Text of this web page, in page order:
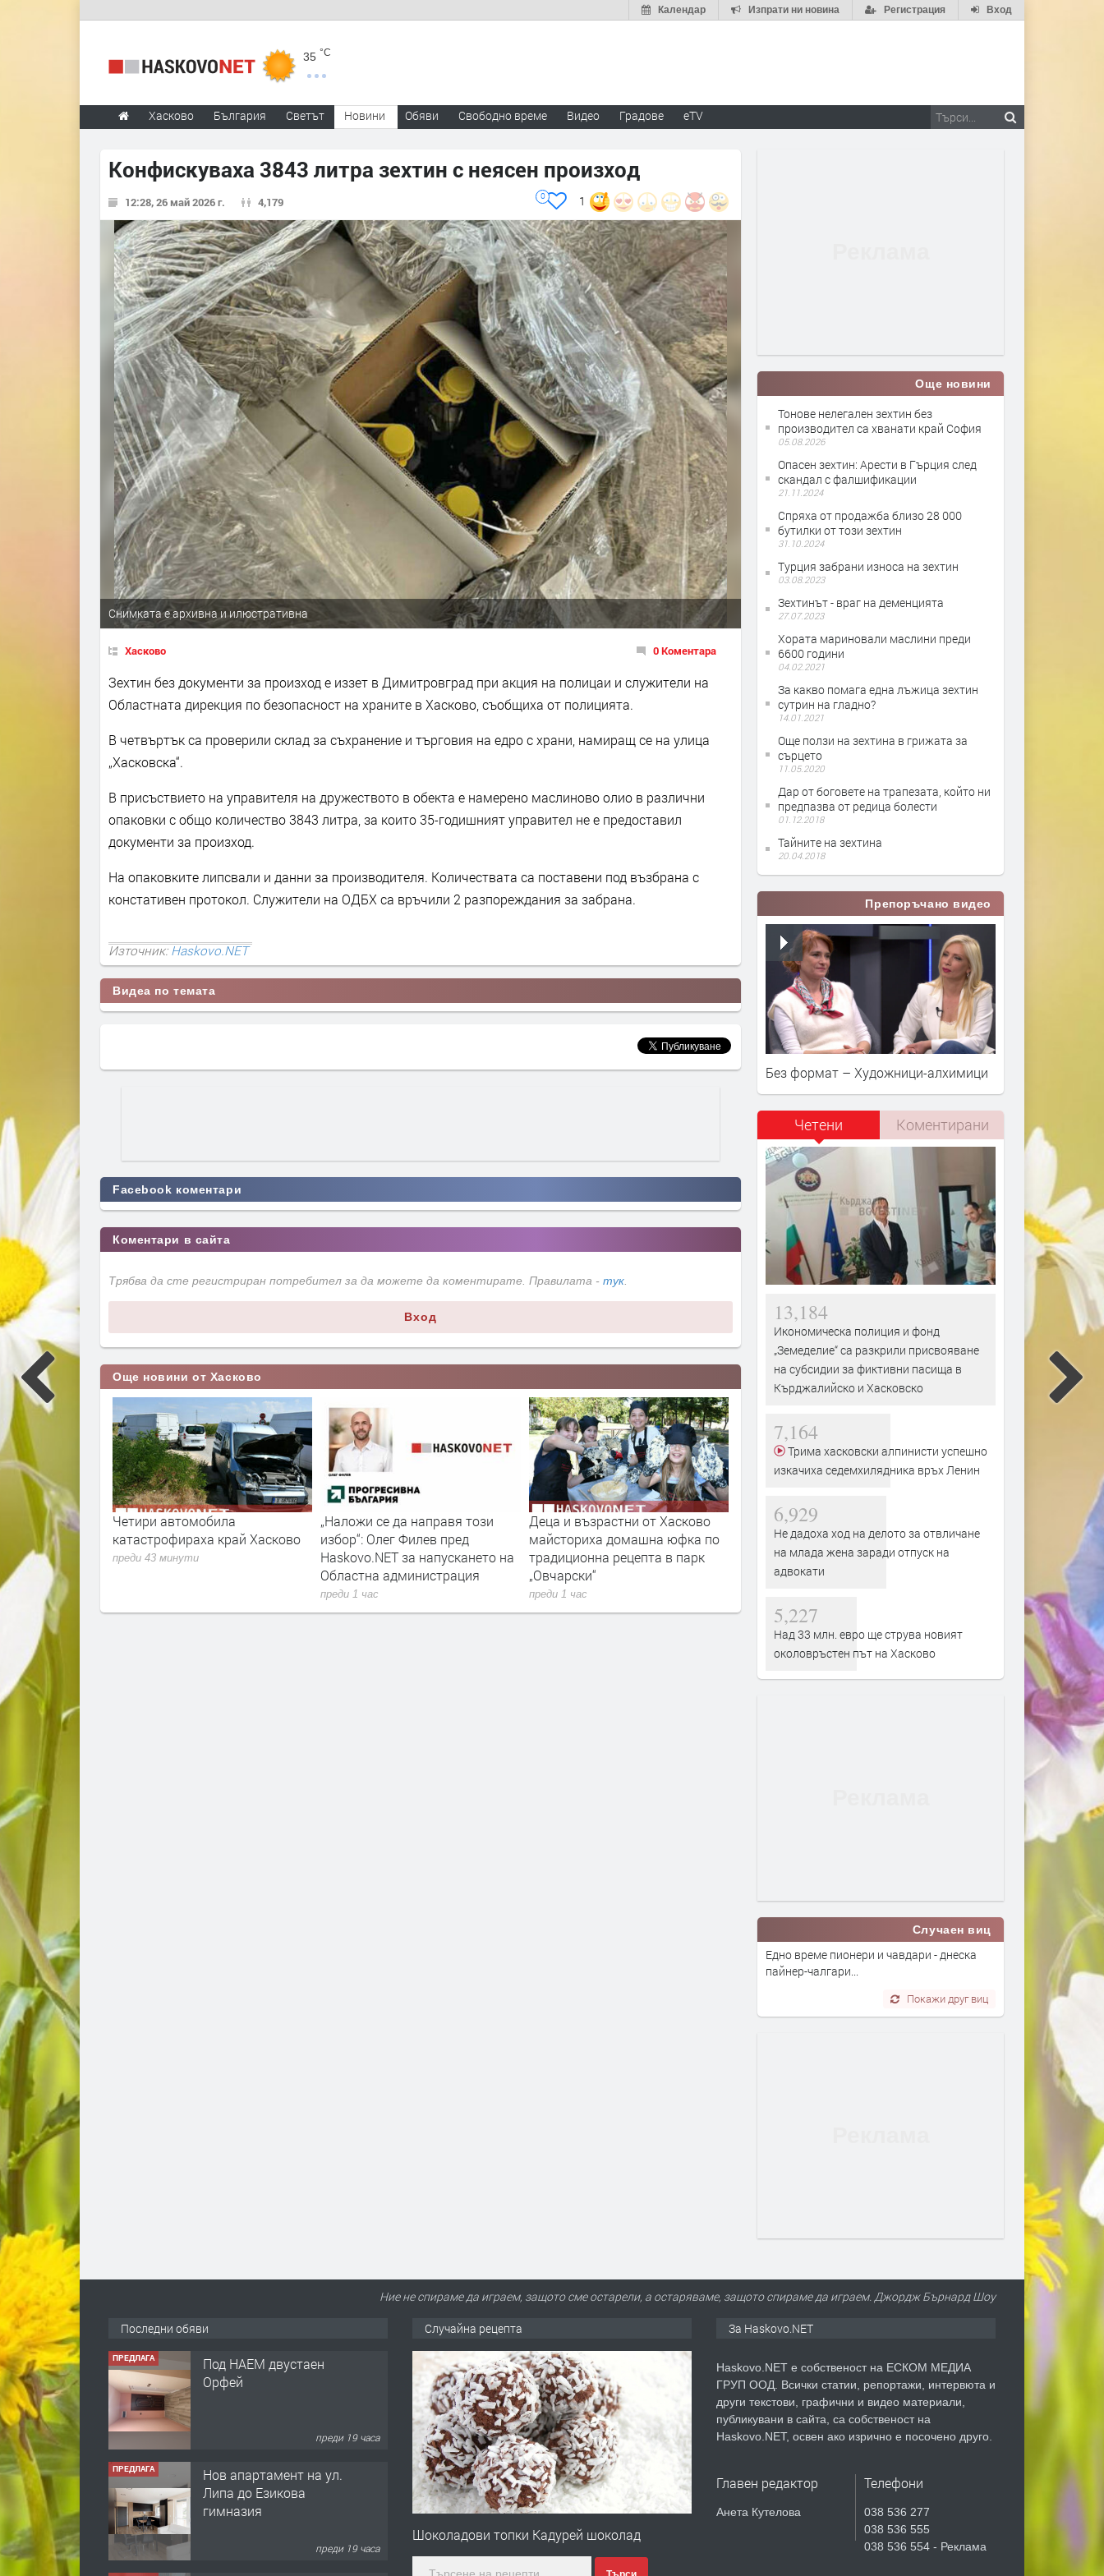
Вход
Регистрация
Изпрати ни новина
Календар
35 °C
Хасково България Светът Новини Обяви Свободно време Видео Градове eTV
Конфискуваха 3843 литра зехтин с неясен произход
12:28, 26 май 2026 г. 4,179 1
0
Снимката е архивна и илюстративна
Хасково 0 Коментара
Зехтин без документи за произход е иззет в Димитровград при акция на полицаи и служители на
Областната дирекция по безопасност на храните в Хасково, съобщиха от полицията.
В четвъртък са проверили склад за съхранение и търговия на едро с храни, намиращ се на улица
„Хасковска“.
В присъствието на управителя на дружеството в обекта е намерено маслиново олио в различни
опаковки с общо количество 3843 литра, за които 35-годишният управител не е предоставил
документи за произход.
На опаковките липсвали и данни за производителя. Количествата са поставени под възбрана с
констативен протокол. Служители на ОДБХ са връчили 2 разпореждания за забрана.
Източник:Haskovo.NET
Видеа по темата
Facebook коментари
Коментари в сайта
Трябва да сте регистриран потребител за да можете да коментирате. Правилата - тук.
Вход
Още новини от Хасково
в Хасково
Четири автомобила
катастрофираха край Хасково
преди 43 минути
„Наложи се да направя този
избор“: Олег Филев пред
Haskovo.NET за напускането на
Областна администрация
преди 1 час
Деца и възрастни от Хасково
майсториха домашна юфка по
традиционна рецепта в парк
„Овчарски“
преди 1 час
Жена пострада при
преобръщане на кола между
Манастир и Книжовник
преди 3 часа
Язовир „Тракиец“ с
дисбаланс: водата влиза
незабележимо, а
Още новини
Тонове нелегален зехтин без
производител са хванати край София
05.08.2026
Опасен зехтин: Арести в Гърция след
скандал с фалшификации
21.11.2024
Спряха от продажба близо 28 000
бутилки от този зехтин
31.10.2024
Турция забрани износа на зехтин
03.08.2023
Зехтинът - враг на деменцията
27.07.2023
Хората мариновали маслини преди
6600 години
04.02.2021
За какво помага една лъжица зехтин
сутрин на гладно?
14.01.2021
Още ползи на зехтина в грижата за
сърцето
11.05.2020
Дар от боговете на трапезата, който ни
предпазва от редица болести
01.12.2018
Тайните на зехтина
20.04.2018
Препоръчано видео
Без формат – Художници-алхимици
Четени Коментирани
13,184
Икономическа полиция и фонд
„Земеделие“ са разкрили присвояване
на субсидии за фиктивни пасища в
Кърджалийско и Хасковско
7,164
Трима хасковски алпинисти успешно
изкачиха седемхилядника връх Ленин
6,929
Не дадоха ход на делото за отвличане
на млада жена заради отпуск на
адвокати
5,227
Над 33 млн. евро ще струва новият
околовръстен път на Хасково
Случаен виц
Едно време пионери и чавдари - днеска
пайнер-чалгари...
Покажи друг виц
Ние не спираме да играем, защото сме остарели, а остаряваме, защото спираме да играем. Джордж Бърнард Шоу
Последни обяви
ПРЕДЛАГА
Под НАЕМ двустаен
Орфей
преди 19 часа
ПРЕДЛАГА
Нов апартамент на ул.
Липа до Езикова
гимназия
преди 19 часа
Случайна рецепта
Шоколадови топки Кадурей шоколад
За Haskovo.NET
Haskovo.NET е собственост на ЕСКОМ МЕДИА
ГРУП ООД. Всички статии, репортажи, интервюта и
други текстови, графични и видео материали,
публикувани в сайта, са собственост на
Haskovo.NET, освен ако изрично е посочено друго.
Главен редактор
Анета Кутелова
Телефони
038 536 277
038 536 555
038 536 554 - Реклама